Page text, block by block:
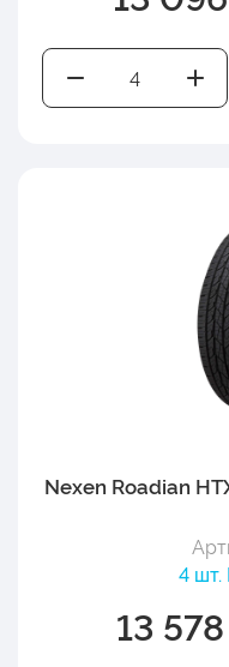
Nexen Roadian
4 шт.
13